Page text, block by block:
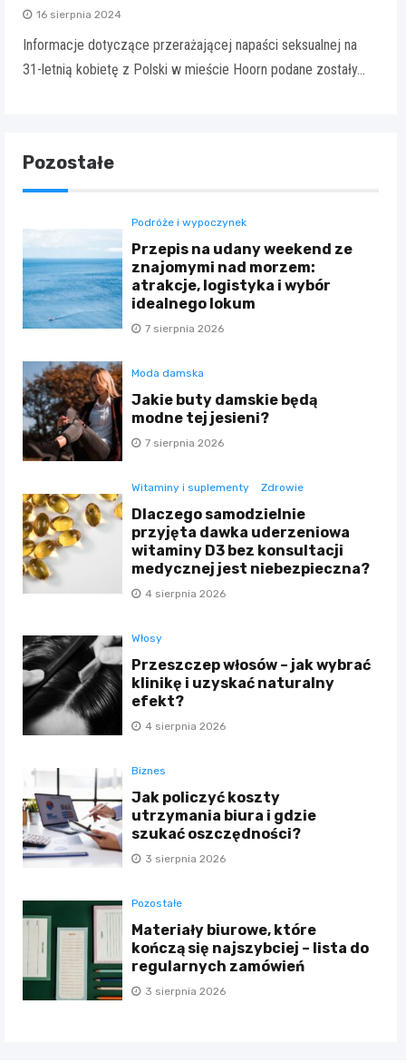
16 sierpnia 2024
Informacje dotyczące przerażającej napaści seksualnej na
31-letnią kobietę z Polski w mieście Hoorn podane zostały…
Pozostałe
Podróże i wypoczynek
Przepis na udany weekend ze
znajomymi nad morzem:
atrakcje, logistyka i wybór
idealnego lokum
7 sierpnia 2026
Moda damska
Jakie buty damskie będą
modne tej jesieni?
7 sierpnia 2026
Witaminy i suplementy Zdrowie
Dlaczego samodzielnie
przyjęta dawka uderzeniowa
witaminy D3 bez konsultacji
medycznej jest niebezpieczna?
4 sierpnia 2026
Włosy
Przeszczep włosów – jak wybrać
klinikę i uzyskać naturalny
efekt?
4 sierpnia 2026
Biznes
Jak policzyć koszty
utrzymania biura i gdzie
szukać oszczędności?
3 sierpnia 2026
Pozostałe
Materiały biurowe, które
kończą się najszybciej – lista do
regularnych zamówień
3 sierpnia 2026